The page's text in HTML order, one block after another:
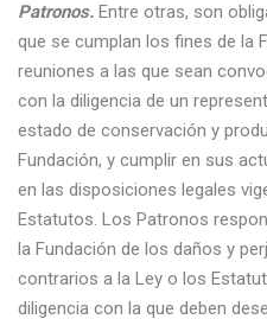
Patronos. Entre otras, son
que se cumplan los fines de la
reuniones a las que sean
con la diligencia de un
estado de conservación y
Fundación, y cumplir en sus
en las disposiciones legales
Estatutos. Los Patronos
la Fundación de los daños y
contrarios a la Ley o los
diligencia con la que deben